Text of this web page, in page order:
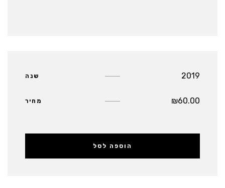
שנה 2019
מחיר ₪60.00
הוספה לסל